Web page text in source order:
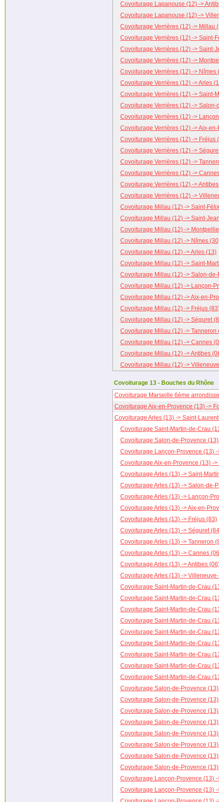
Covoiturage Lapanouse (12) ->
Covoiturage Lapanouse (12) ->
Covoiturage Verrières (12) -> Millau
Covoiturage Verrières (12) -> Saint-
Covoiturage Verrières (12) -> Saint-
Covoiturage Verrières (12) ->
Covoiturage Verrières (12) -> Nîmes
Covoiturage Verrières (12) -> Arles
Covoiturage Verrières (12) -> Saint-
Covoiturage Verrières (12) -> Salon-
Covoiturage Verrières (12) ->
Covoiturage Verrières (12) -> Aix-
Covoiturage Verrières (12) -> Fréjus
Covoiturage Verrières (12) ->
Covoiturage Verrières (12) ->
Covoiturage Verrières (12) ->
Covoiturage Verrières (12) ->
Covoiturage Verrières (12) ->
Covoiturage Millau (12) -> Saint-
Covoiturage Millau (12) -> Saint-
Covoiturage Millau (12) ->
Covoiturage Millau (12) -> Nîmes
Covoiturage Millau (12) -> Arles (13)
Covoiturage Millau (12) -> Saint-
Covoiturage Millau (12) -> Salon-
Covoiturage Millau (12) -> Lançon-
Covoiturage Millau (12) -> Aix-en-
Covoiturage Millau (12) -> Fréjus
Covoiturage Millau (12) -> Séguret
Covoiturage Millau (12) -> Tanneron
Covoiturage Millau (12) -> Cannes
Covoiturage Millau (12) -> Antibes
Covoiturage Millau (12) ->
Covoiturage 13 - Bouches du Rhône
Covoiturage Marseille 6ème
Covoiturage Aix-en-Provence (13) ->
Covoiturage Arles (13) -> Saint-
Covoiturage Saint-Martin-de-Crau
Covoiturage Salon-de-Provence
Covoiturage Lançon-Provence (13)
Covoiturage Aix-en-Provence (13) -
Covoiturage Arles (13) -> Saint-
Covoiturage Arles (13) -> Salon-de-
Covoiturage Arles (13) -> Lançon-
Covoiturage Arles (13) -> Aix-en-
Covoiturage Arles (13) -> Fréjus (83)
Covoiturage Arles (13) -> Séguret
Covoiturage Arles (13) -> Tanneron
Covoiturage Arles (13) -> Cannes
Covoiturage Arles (13) -> Antibes
Covoiturage Arles (13) ->
Covoiturage Saint-Martin-de-Crau
Covoiturage Saint-Martin-de-Crau
Covoiturage Saint-Martin-de-Crau
Covoiturage Saint-Martin-de-Crau
Covoiturage Saint-Martin-de-Crau
Covoiturage Saint-Martin-de-Crau
Covoiturage Saint-Martin-de-Crau
Covoiturage Saint-Martin-de-Crau
Covoiturage Saint-Martin-de-Crau
Covoiturage Salon-de-Provence
Covoiturage Salon-de-Provence
Covoiturage Salon-de-Provence
Covoiturage Salon-de-Provence
Covoiturage Salon-de-Provence
Covoiturage Salon-de-Provence
Covoiturage Salon-de-Provence
Covoiturage Salon-de-Provence
Covoiturage Lançon-Provence (13)
Covoiturage Lançon-Provence (13) -